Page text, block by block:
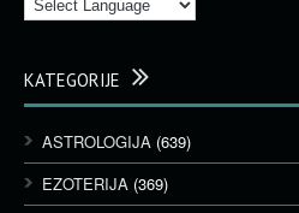
KATEGORIJE
ASTROLOGIJA (639)
EZOTERIJA (369)